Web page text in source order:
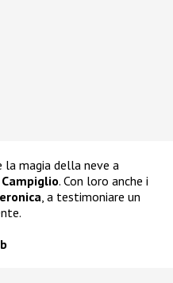
la magia della neve a
. Con loro anche i
, a testimoniare un